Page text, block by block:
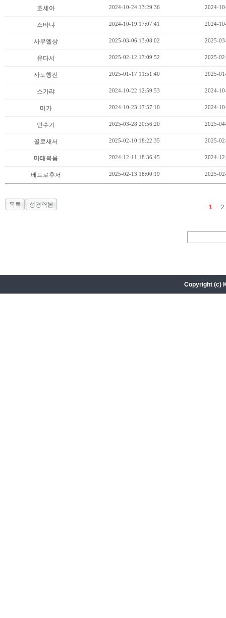
호세아 2024-10-24 13:29:36 2024-
스바냐 2024-10-19 17:07:41 2024-
사무엘상 2025-03-06 13:08:02 2025-
유다서 2025-02-12 17:09:52 2025-
사도행전 2025-01-17 11:51:40 2025-
스가랴 2024-10-22 12:59:53 2024-
미가 2024-10-23 17:57:10 2024-
민수기 2025-03-28 20:56:20 2025-
골로새서 2025-02-10 18:22:35 2025-
마태복음 2024-12-11 18:36:45 2024-
베드로후서 2025-02-13 18:00:19 2025-
목록 성경역본 1 2
Copyright (c)